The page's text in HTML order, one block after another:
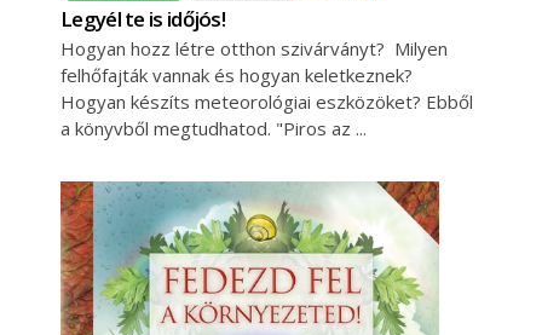
Legyél te is időjós!
Hogyan hozz létre otthon szivárványt? Milyen
felhőfajták vannak és hogyan keletkeznek?
Hogyan készíts meteorológiai eszközöket? Ebből
a könyvből megtudhatod. "Piros az